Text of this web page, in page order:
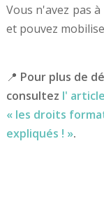
Vous n'avez pas
et pouvez
📍 Pour plus de
consultez l'
« les droits
expliqués ! ».